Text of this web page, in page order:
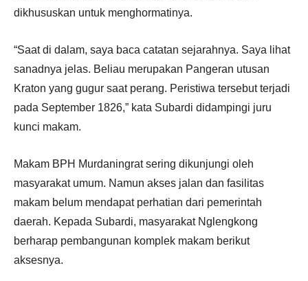
dikhususkan untuk menghormatinya.
“Saat di dalam, saya baca catatan sejarahnya. Saya lihat
sanadnya jelas. Beliau merupakan Pangeran utusan
Kraton yang gugur saat perang. Peristiwa tersebut terjadi
pada September 1826,” kata Subardi didampingi juru
kunci makam.
Makam BPH Murdaningrat sering dikunjungi oleh
masyarakat umum. Namun akses jalan dan fasilitas
makam belum mendapat perhatian dari pemerintah
daerah. Kepada Subardi, masyarakat Nglengkong
berharap pembangunan komplek makam berikut
aksesnya.